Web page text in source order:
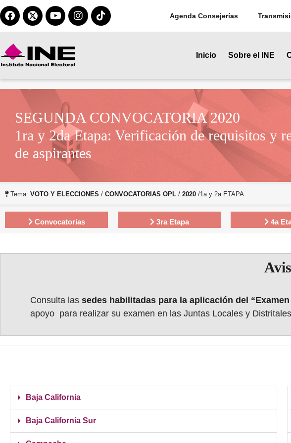
Agenda Consejerías
Inicio Sobre el INE
SEGUNDA CONVOCATORIA 2020
1ra y 2da Etapa: Verificación de requisitos y
de aspirantes
Tema: VOTO Y ELECCIONES / CONVOCATORIAS OPL / 2020 /1a y 2a ETAPA
Convocatorias 3ra Etapa 4a
Consulta las sedes habilitadas para la aplicación del “Examen
apoyo para realizar su examen en las Juntas Locales y
Baja California
Baja California Sur